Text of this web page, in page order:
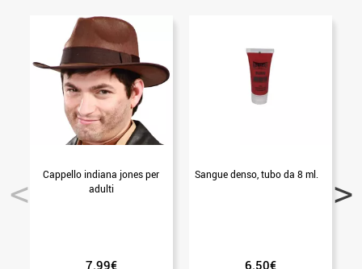
Cappello indiana jones per
adulti
7.99€
Sangue denso, tubo da 8 ml.
6.50€